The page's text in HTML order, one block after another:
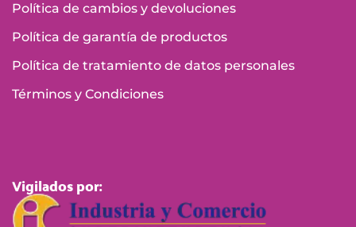
Política de cambios y devoluciones
Política de garantía de productos
Política de tratamiento de datos personales
Términos y Condiciones
Vigilados por: